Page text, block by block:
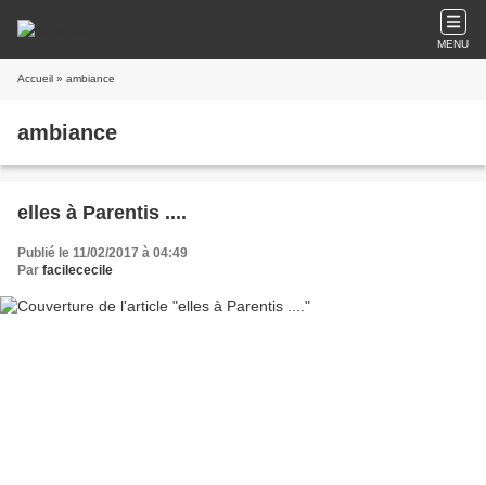
MENU
Accueil » ambiance
ambiance
elles à Parentis ....
Publié le 11/02/2017 à 04:49
Par facilececile